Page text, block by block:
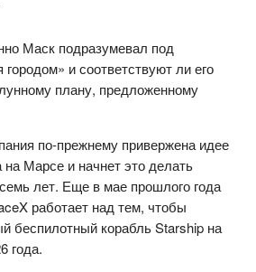
Маск подразумевал под
и соответствуют ли его
плану, предложенному
по-прежнему привержена идее
на Марсе и начнет это делать
лет. Еще в мае прошлого года
работает над тем, чтобы
беспилотный корабль Starship на
года.